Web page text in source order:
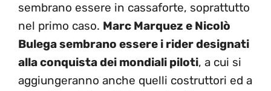
sembrano essere in cassaforte, soprattutto
nel primo caso. Marc Marquez e Nicolò
Bulega sembrano essere i rider designati
alla conquista dei mondiali piloti, a cui si
aggiungeranno anche quelli costruttori ed a